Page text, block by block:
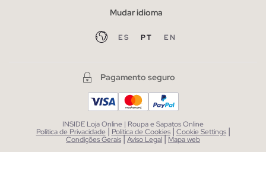
Mudar idioma
ES PT EN
Pagamento seguro
INSIDE Loja Online | Roupa e Sapatos Online
Política de Privacidade | Política de Cookies | Cookie Settings |
Condições Gerais|Aviso Legal| Mapa web